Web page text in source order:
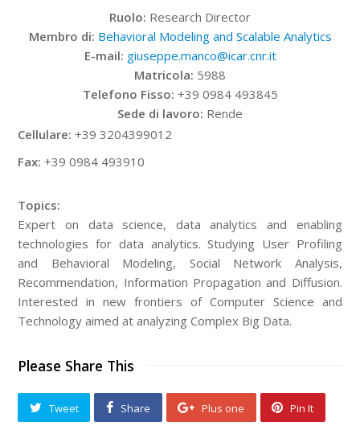
Ruolo: Research Director
Membro di: Behavioral Modeling and Scalable Analytics
E-mail: giuseppe.manco@icar.cnr.it
Matricola: 5988
Telefono Fisso: +39 0984 493845
Sede di lavoro: Rende
Cellulare: +39 3204399012
Fax: +39 0984 493910
Topics:
Expert on data science, data analytics and enabling
technologies for data analytics. Studying User Profiling
and Behavioral Modeling, Social Network Analysis,
Recommendation, Information Propagation and Diffusion.
Interested in new frontiers of Computer Science and
Technology aimed at analyzing Complex Big Data.
Please Share This
Tweet Share Plus one Pin It